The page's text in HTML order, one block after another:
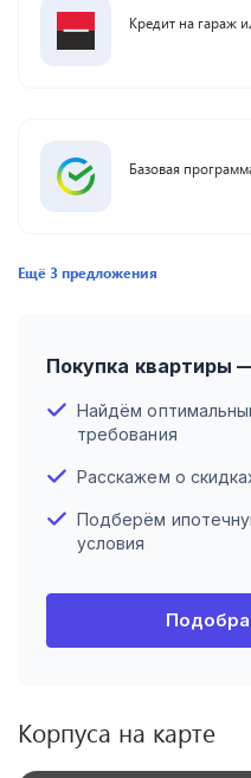
Кредит на гараж
Базовая
Ещё3предложения
Покупка квартиры
Найдём
требования
Расскажем о
Подберём
условия
Корпуса на карте